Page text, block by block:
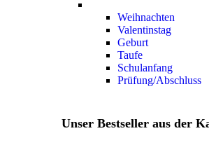
Weihnachten
Valentinstag
Geburt
Taufe
Schulanfang
Prüfung/Abschluss
Unser Bestseller aus der